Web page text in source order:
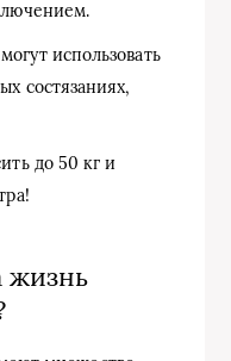
использовать
состязаниях,
до 50 кг и
жизнь